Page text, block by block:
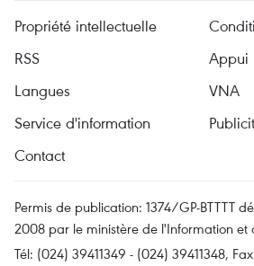
Propriété intellectuelle
RSS
Appui
Langues
VNA
Service d'information
Contact
Permis de publication: 1374/GP-BTTTT
2008 par le ministère de l'Information et
Tél: (024) 39411349 - (024) 39411348,